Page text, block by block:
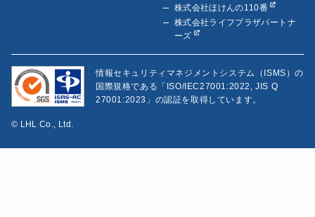
株式会社ほけんの110番
株式会社ライフプラザパートナ
ーズ
情報セキュリティマネジメントシステム（ISMS）の
国際規格である「ISO/IEC27001:2022, JIS Q
27001:2023」の認証を取得しています。
© LHL Co., Ltd.